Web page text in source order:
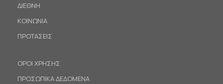
ΔΙΕΘΝΗ
ΚΟΙΝΩΝΙΑ
ΠΡΟΤΑΣΕΙΣ
ΟΡΟΙ ΧΡΗΣΗΣ
ΠΡΟΣΩΠΙΚΑ ΔΕΔΟΜΕΝΑ